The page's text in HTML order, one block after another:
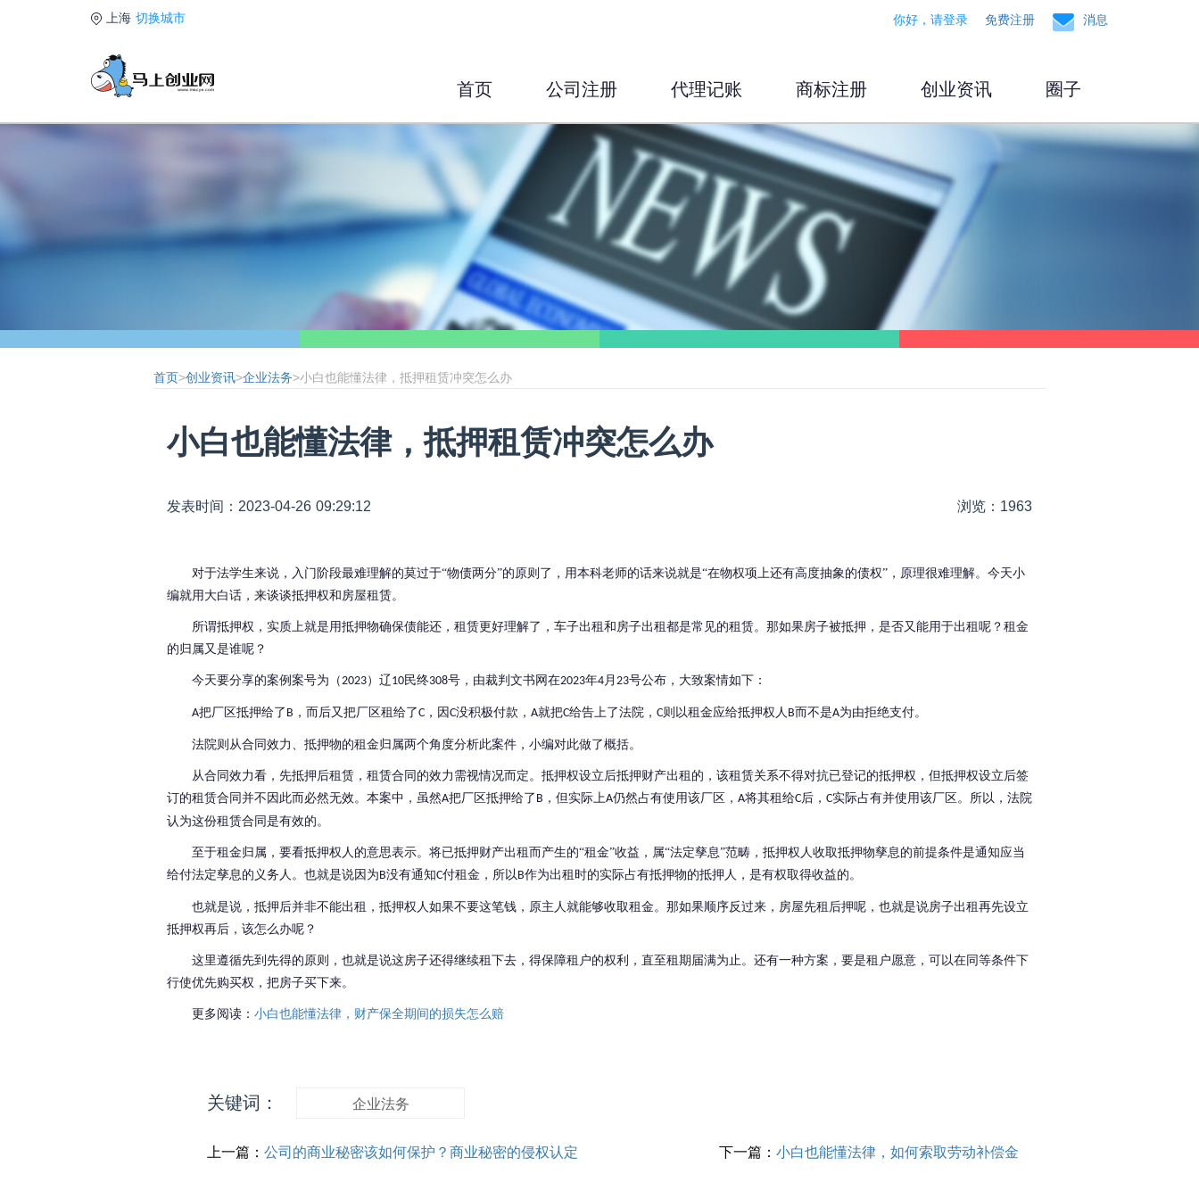
上海 切换城市 你好，请登录 免费注册 消息
首页 公司注册 代理记账 商标注册 创业资讯 圈子
首页>创业资讯>企业法务>小白也能懂法律，抵押租赁冲突怎么办
小白也能懂法律，抵押租赁冲突怎么办
发表时间：2023-04-26 09:29:12 浏览：1963
对于法学生来说，入门阶段最难理解的莫过于“物债两分”的原则了，用本科老师的话来说就是“在物权项上还有高度抽象的债权”，原理很难理解。今天小
编就用大白话，来谈谈抵押权和房屋租赁。
所谓抵押权，实质上就是用抵押物确保债能还，租赁更好理解了，车子出租和房子出租都是常见的租赁。那如果房子被抵押，是否又能用于出租呢？租金
的归属又是谁呢？
今天要分享的案例案号为（2023）辽 10民终308号，由裁判文书网在2023年4月 23号公布，大致案情如下：
A把厂区抵押给了 B ，而后又把厂区租给了C ，因C没积极付款， A就把C给告上了法院， C则以租金应给抵押权人 B而不是A为由拒绝支付。
法院则从合同效力、抵押物的租金归属两个角度分析此案件，小编对此做了概括。
从合同效力看，先抵押后租赁，租赁合同的效力需视情况而定。抵押权设立后抵押财产出租的，该租赁关系不得对抗已登记的抵押权，但抵押权设立后签
订的租赁合同并不因此而必然无效。本案中，虽然A把厂区抵押给了 B ，但实际上A仍然占有使用该厂区， A将其租给C后， C实际占有并使用该厂区。所以，法院
认为这份租赁合同是有效的。
至于租金归属，要看抵押权人的意思表示。将已抵押财产出租而产生的“租金”收益，属“法定孳息”范畴，抵押权人收取抵押物孳息的前提条件是通知应当
给付法定孳息的义务人。也就是说因为B没有通知C付租金，所以B作为出租时的实际占有抵押物的抵押人，是有权取得收益的。
也就是说，抵押后并非不能出租，抵押权人如果不要这笔钱，原主人就能够收取租金。那如果顺序反过来，房屋先租后押呢，也就是说房子出租再先设立
抵押权再后，该怎么办呢？
这里遵循先到先得的原则，也就是说这房子还得继续租下去，得保障租户的权利，直至租期届满为止。还有一种方案，要是租户愿意，可以在同等条件下
行使优先购买权，把房子买下来。
更多阅读： 小白也能懂法律，财产保全期间的损失怎么赔
关键词： 企业法务
上一篇： 公司的商业秘密该如何保护？商业秘密的侵权认定 下一篇： 小白也能懂法律，如何索取劳动补偿金